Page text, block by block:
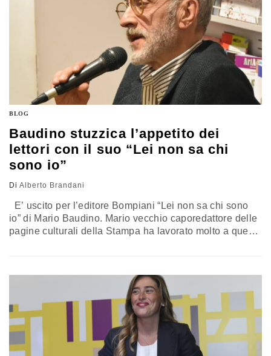
BLOG
Baudino stuzzica l’appetito dei
lettori con il suo “Lei non sa chi
sono io”
Di Alberto Brandani
E’ uscito per l’editore Bompiani “Lei non sa chi sono
io” di Mario Baudino. Mario vecchio caporedattore delle
pagine culturali della Stampa ha lavorato molto a questo
rimpiattino dove da quinta…